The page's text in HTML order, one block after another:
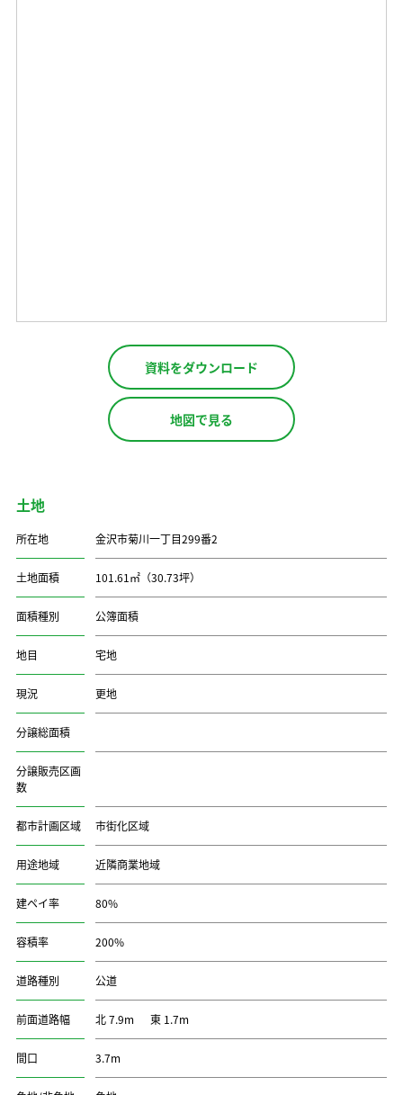
資料をダウンロード
地図で見る
土地
所在地 金沢市菊川一丁目299番2
土地面積 101.61㎡（30.73坪）
面積種別 公簿面積
地目 宅地
現況 更地
分譲総面積
分譲販売区画
数
都市計画区域 市街化区域
用途地域 近隣商業地域
建ペイ率 80%
容積率 200%
道路種別 公道
前面道路幅 北 7.9m 東 1.7m
間口 3.7m